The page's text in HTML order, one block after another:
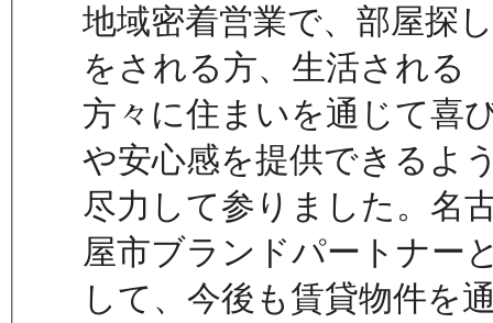
地域密着営業で、部屋探
をされる方、生活される
方々に住まいを通じて喜
や安心感を提供できるよ
尽力して参りました。名
屋市ブランドパートナー
して、今後も賃貸物件を